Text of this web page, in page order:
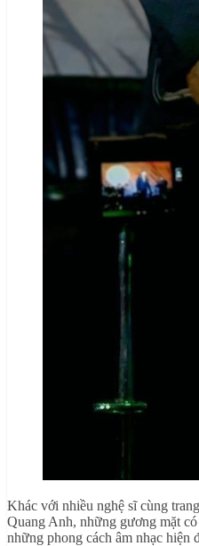
Khác với nhiều nghệ sĩ cùng
Quang Anh, những gương mặt
những phong cách âm nhạc hiện